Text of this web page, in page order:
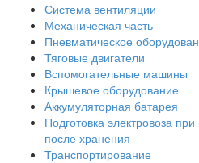
Система вентиляции
Механическая часть
Пневматическое
Тяговые двигатели
Вспомогательные машины
Крышевое оборудование
Аккумуляторная батарея
Подготовка электровоза
после хранения
Транспортирование